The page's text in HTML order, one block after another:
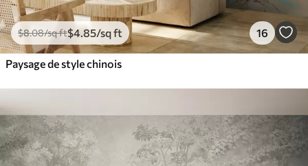
$8.08/sq ft$4.85/sq ft 16
Paysage de style chinois